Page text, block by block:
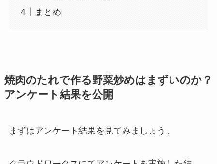
まとめ
焼肉のたれで作る野菜炒めはまずいのか？
アンケート結果を公開
まずはアンケート結果を見てみましょう。